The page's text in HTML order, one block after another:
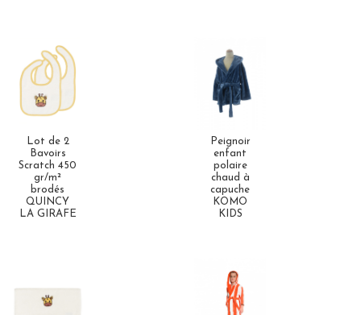
Lot de 2
Bavoirs
Scratch 450
gr/m²
brodés
QUINCY
LA GIRAFE
Peignoir
enfant
polaire
chaud à
capuche
KOMO
KIDS